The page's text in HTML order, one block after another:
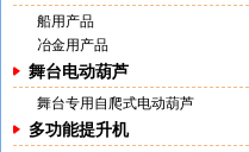
船用产品
冶金用产品
舞台电动葫芦
舞台专用自爬式电动葫芦
多功能提升机